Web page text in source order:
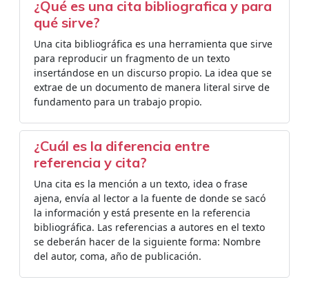
¿Qué es una cita bibliografica y para
qué sirve?
Una cita bibliográfica es una herramienta que sirve
para reproducir un fragmento de un texto
insertándose en un discurso propio. La idea que se
extrae de un documento de manera literal sirve de
fundamento para un trabajo propio.
¿Cuál es la diferencia entre
referencia y cita?
Una cita es la mención a un texto, idea o frase
ajena, envía al lector a la fuente de donde se sacó
la información y está presente en la referencia
bibliográfica. Las referencias a autores en el texto
se deberán hacer de la siguiente forma: Nombre
del autor, coma, año de publicación.